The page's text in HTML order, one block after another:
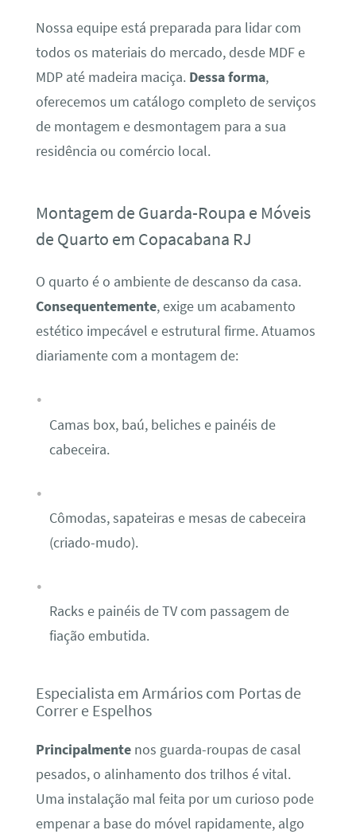
Nossa equipe está preparada para lidar com
todos os materiais do mercado, desde MDF e
MDP até madeira maciça. Dessa forma,
oferecemos um catálogo completo de serviços
de montagem e desmontagem para a sua
residência ou comércio local.
Montagem de Guarda-Roupa e Móveis
de Quarto em Copacabana RJ
O quarto é o ambiente de descanso da casa.
Consequentemente, exige um acabamento
estético impecável e estrutural firme. Atuamos
diariamente com a montagem de:
Camas box, baú, beliches e painéis de
cabeceira.
Cômodas, sapateiras e mesas de cabeceira
(criado-mudo).
Racks e painéis de TV com passagem de
fiação embutida.
Especialista em Armários com Portas de
Correr e Espelhos
Principalmentenos guarda-roupas de casal
pesados, o alinhamento dos trilhos é vital.
Uma instalação mal feita por um curioso pode
empenar a base do móvel rapidamente, algo